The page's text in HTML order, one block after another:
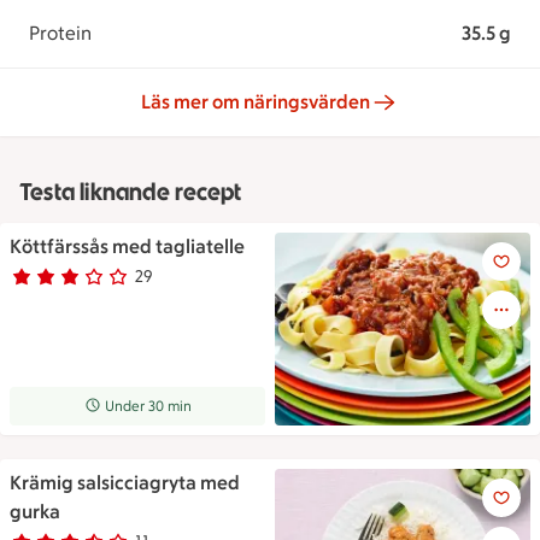
Protein 35.5 g
Läs mer om näringsvärden
Testa liknande recept
Köttfärssås med tagliatelle
Betyg 3 av 5.
29
29 personer har röstat
Receptet tar Under 30 min att tillaga
Under 30 min
Köttfärssås med tagliatelle
Krämig salsicciagryta med
gurka
Krämig salsicciagryta med